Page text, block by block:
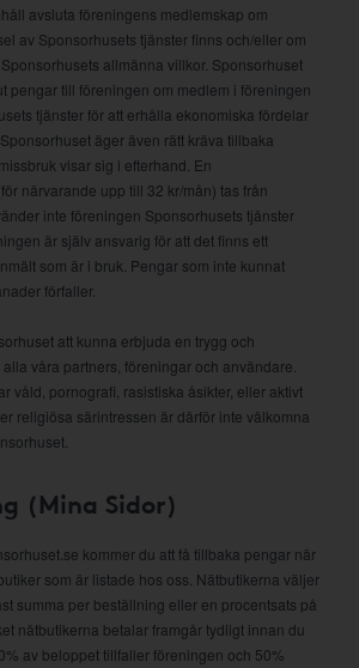
avsluta föreningens medlemskap om
av Sponsorhusets tjänster finns och/eller om
allmänna villkor. Sponsorhuset
pengar till föreningen om medlem i föreningen
tjänster för att erhålla ekonomiska fördelar
äger även rätt kräva tillbaka
visar sig i efterhand. En
närvarande upp till 32 kr/mån) tas från
inte föreningen Sponsorhusets tjänster
är själv ansvarig för att det finns ett
som är i bruk. Pengar som inte kunnat
förfaller.
att kunna erbjuda en trygg och
våra partners, föreningar och användare.
våld, pornografi, rasistiska åsikter, eller aktivt
religiösa särintressen är därför inte välkomna
(Mina Sidor)
kommer du att få tillbaka pengar när
som är listade hos oss. Nätbutikerna väljer
summa per beställning eller en procentsats på
nätbutikerna betalar framgår tydligt innan du
av beloppet tillfaller föreningen och 50%